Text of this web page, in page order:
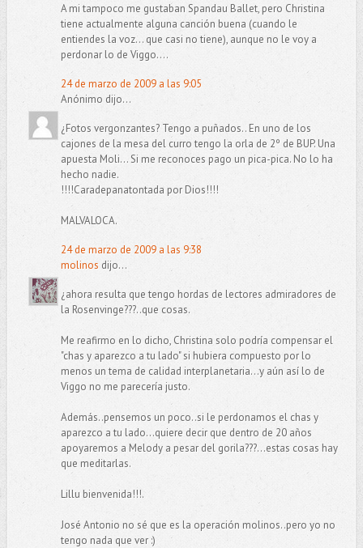
A mi tampoco me gustaban Spandau Ballet, pero Christina
tiene actualmente alguna canción buena (cuando le
entiendes la voz... que casi no tiene), aunque no le voy a
perdonar lo de Viggo....
24 de marzo de 2009 a las 9:05
Anónimo dijo...
¿Fotos vergonzantes? Tengo a puñados.. En uno de los
cajones de la mesa del curro tengo la orla de 2º de BUP. Una
apuesta Moli... Si me reconoces pago un pica-pica. No lo ha
hecho nadie.
!!!!Caradepanatontada por Dios!!!!
MALVALOCA.
24 de marzo de 2009 a las 9:38
molinos dijo...
¿ahora resulta que tengo hordas de lectores admiradores de
la Rosenvinge???..que cosas.
Me reafirmo en lo dicho, Christina solo podría compensar el
"chas y aparezco a tu lado" si hubiera compuesto por lo
menos un tema de calidad interplanetaria...y aún así lo de
Viggo no me parecería justo.
Además..pensemos un poco..si le perdonamos el chas y
aparezco a tu lado...quiere decir que dentro de 20 años
apoyaremos a Melody a pesar del gorila???...estas cosas hay
que meditarlas.
Lillu bienvenida!!!.
José Antonio no sé que es la operación molinos..pero yo no
tengo nada que ver :)